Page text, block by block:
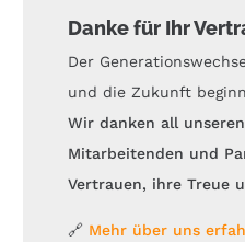
Danke für Ihr
Der
und die Zukunft
Wir danken all
Mitarbeitenden und
Vertrauen, ihre Treue
🔗 Mehr über uns